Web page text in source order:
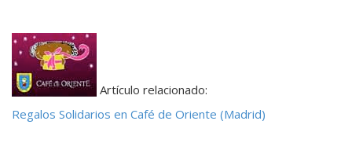
Artículo relacionado:
Regalos Solidarios en Café de Oriente (Madrid)